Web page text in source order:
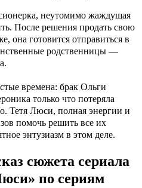
неутомимо жаждущая
После решения продать свою
она готовится отправиться в
родственницы —
времена: брак Ольги
только что потеряла
Тетя Люси, полная энергии и
помочь решить все их
энтузиазм в этом деле.
сюжета сериала
по сериям